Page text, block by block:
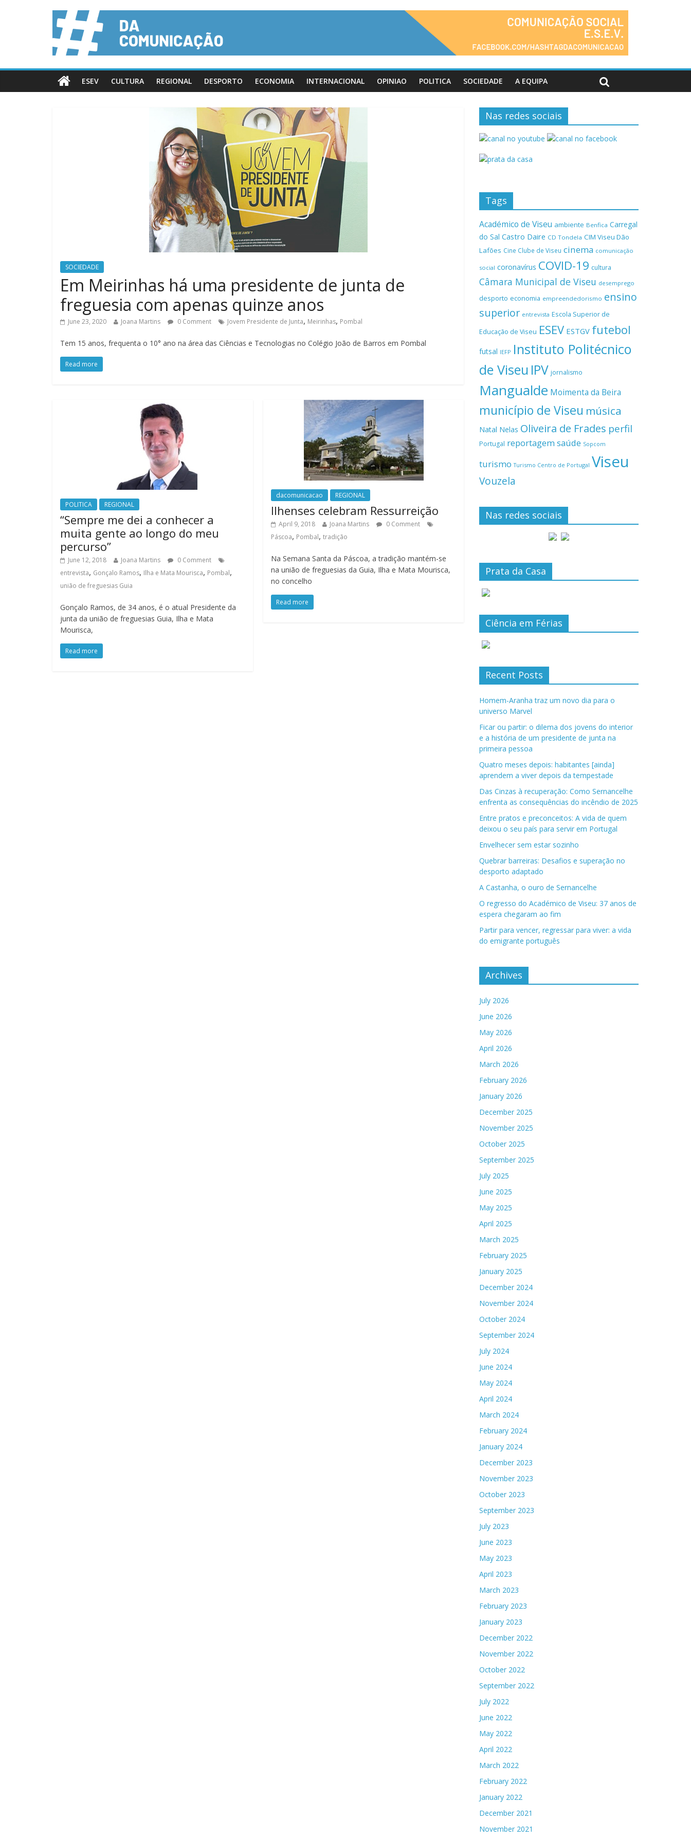
ESEV CULTURA REGIONAL DESPORTO ECONOMIA INTERNACIONAL OPINIAO POLITICA SOCIEDADE A EQUIPA
SOCIEDADE
Em Meirinhas há uma presidente de junta de
freguesia com apenas quinze anos
June 23, 2020 Joana Martins 0 Comment Jovem Presidente de Junta, Meirinhas, Pombal
Tem 15 anos, frequenta o 10° ano na área das Ciências e Tecnologias no Colégio João de Barros em Pombal
Read more
POLITICA REGIONAL
“Sempre me dei a conhecer a
muita gente ao longo do meu
percurso”
June 12, 2018 Joana Martins
0 Comment
entrevista, Gonçalo Ramos, Ilha e Mata Mourisca, Pombal,
união de freguesias Guia
Gonçalo Ramos, de 34 anos, é o atual Presidente da
junta da união de freguesias Guia, Ilha e Mata
Mourisca,
Read more
dacomunicacao REGIONAL
Ilhenses celebram Ressurreição
April 9, 2018 Joana Martins
0 Comment
Páscoa, Pombal,tradição
Na Semana Santa da Páscoa, a tradição mantém-se
na união de freguesias da Guia, Ilha e Mata Mourisca,
no concelho
Read more
Nas redes sociais
Tags
Académico de Viseu ambiente Benfica Carregal
do Sal Castro Daire CD Tondela CIM Viseu Dão
Lafões Cine Clube de Viseu cinema comunicação
social coronavírus COVID-19 cultura
Câmara Municipal de Viseu desemprego
desporto economia empreendedorismo ensino
superior entrevista Escola Superior de
Educação de Viseu ESEV ESTGV futebol
futsal IEFP Instituto Politécnico
de Viseu IPV jornalismo
Mangualde Moimenta da Beira
município de Viseu música
Natal Nelas Oliveira de Frades perfil
Portugal reportagemsaúde Sopcom
turismo Turismo Centro de Portugal Viseu
Vouzela
Nas redes sociais
Prata da Casa
Ciência em Férias
Recent Posts
Homem-Aranha traz um novo dia para o
universo Marvel
Ficar ou partir: o dilema dos jovens do interior
e a história de um presidente de junta na
primeira pessoa
Quatro meses depois: habitantes [ainda]
aprendem a viver depois da tempestade
Das Cinzas à recuperação: Como Sernancelhe
enfrenta as consequências do incêndio de 2025
Entre pratos e preconceitos: A vida de quem
deixou o seu país para servir em Portugal
Envelhecer sem estar sozinho
Quebrar barreiras: Desafios e superação no
desporto adaptado
A Castanha, o ouro de Sernancelhe
O regresso do Académico de Viseu: 37 anos de
espera chegaram ao fim
Partir para vencer, regressar para viver: a vida
do emigrante português
Archives
July 2026
June 2026
May 2026
April 2026
March 2026
February 2026
January 2026
December 2025
November 2025
October 2025
September 2025
July 2025
June 2025
May 2025
April 2025
March 2025
February 2025
January 2025
December 2024
November 2024
October 2024
September 2024
July 2024
June 2024
May 2024
April 2024
March 2024
February 2024
January 2024
December 2023
November 2023
October 2023
September 2023
July 2023
June 2023
May 2023
April 2023
March 2023
February 2023
January 2023
December 2022
November 2022
October 2022
September 2022
July 2022
June 2022
May 2022
April 2022
March 2022
February 2022
January 2022
December 2021
November 2021